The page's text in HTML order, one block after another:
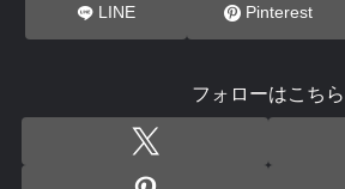
LINE Pinterest
フォローはこちら